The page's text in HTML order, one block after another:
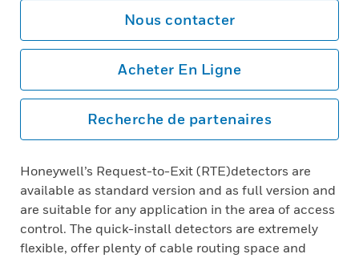
Nous contacter
Acheter En Ligne
Recherche de partenaires
Honeywell’s Request-to-Exit (RTE)detectors are
available as standard version and as full version and
are suitable for any application in the area of access
control. The quick-install detectors are extremely
flexible, offer plenty of cable routing space and